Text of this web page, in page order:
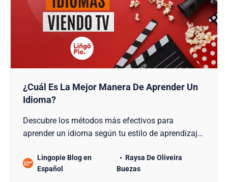
¿Cuál Es La Mejor Manera De Aprender Un
Idioma?
Descubre los métodos más efectivos para
aprender un idioma según tu estilo de aprendizaje
Lingopie.
Lingopie Blog en
Español
Raysa De Oliveira
Buezas